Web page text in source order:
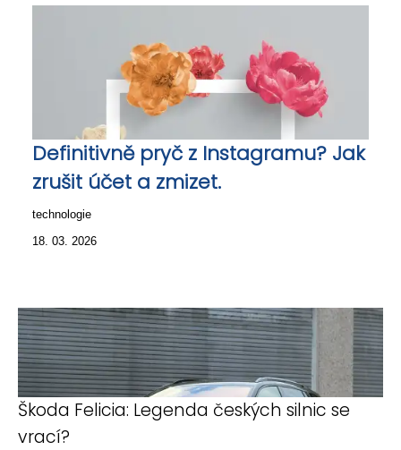
Definitivně pryč z Instagramu? Jak
zrušit účet a zmizet.
technologie
18. 03. 2026
Škoda Felicia: Legenda českých silnic se
vrací?